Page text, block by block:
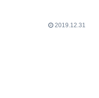
2019.12.31